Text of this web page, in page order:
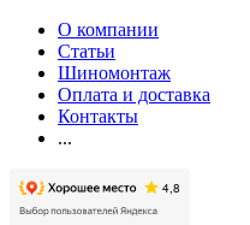
О компании
Статьи
Шиномонтаж
Оплата и доставка
Контакты
...